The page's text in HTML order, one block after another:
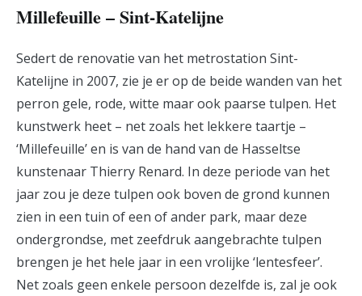
Millefeuille – Sint-Katelijne
Sedert de renovatie van het metrostation Sint-
Katelijne in 2007, zie je er op de beide wanden van het
perron gele, rode, witte maar ook paarse tulpen. Het
kunstwerk heet – net zoals het lekkere taartje –
‘Millefeuille’ en is van de hand van de Hasseltse
kunstenaar Thierry Renard. In deze periode van het
jaar zou je deze tulpen ook boven de grond kunnen
zien in een tuin of een of ander park, maar deze
ondergrondse, met zeefdruk aangebrachte tulpen
brengen je het hele jaar in een vrolijke ‘lentesfeer’.
Net zoals geen enkele persoon dezelfde is, zal je ook